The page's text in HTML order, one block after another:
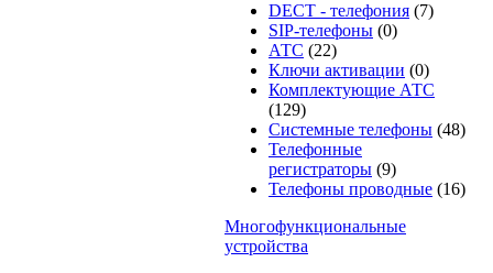
DECT - телефония (7)
SIP-телефоны (0)
АТС (22)
Ключи активации (0)
Комплектующие АТС
(129)
Системные телефоны (48)
Телефонные
регистраторы (9)
Телефоны проводные (16)
Многофункциональные
устройства